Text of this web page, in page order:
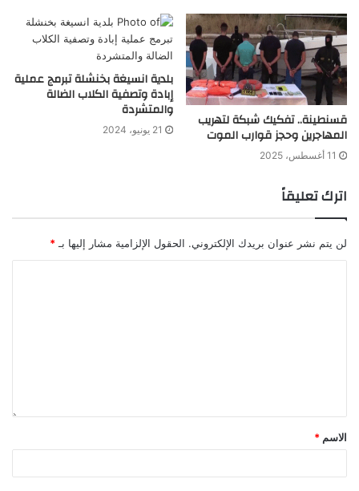
قسنطينة.. تفكيك شبكة لتهريب
المهاجرين وحجز قوارب الموت
11 أغسطس، 2025
بلدية انسيغة بخنشلة تبرمج عملية
إبادة وتصفية الكلاب الضالة
والمتشردة
21 يونيو، 2024
اترك تعليقاً
لن يتم نشر عنوان بريدك الإلكتروني. الحقول الإلزامية مشار إليها بـ *
الاسم *